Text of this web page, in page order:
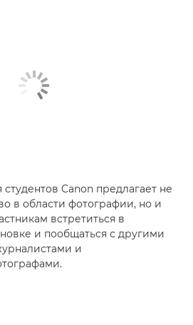
Canon предлагает не
в области фотографии, но и
встретиться в
и пообщаться с другими
и